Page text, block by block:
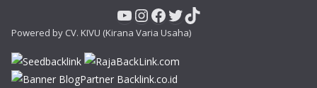
YouTube
Instagram
Facebook
Twitter
TikTok
Powered by CV. KIVU (Kirana Varia Usaha)